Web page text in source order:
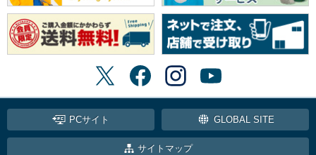
PCサイト GLOBAL SITE
サイトマップ